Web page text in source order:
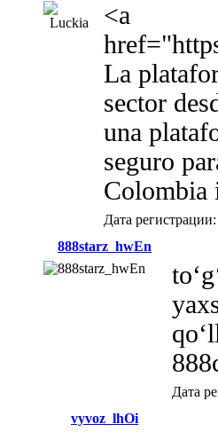
<a
La
sector
una
seguro
Colombia
Дата
888starz_hwEn
Дата
vyvoz_lhOi